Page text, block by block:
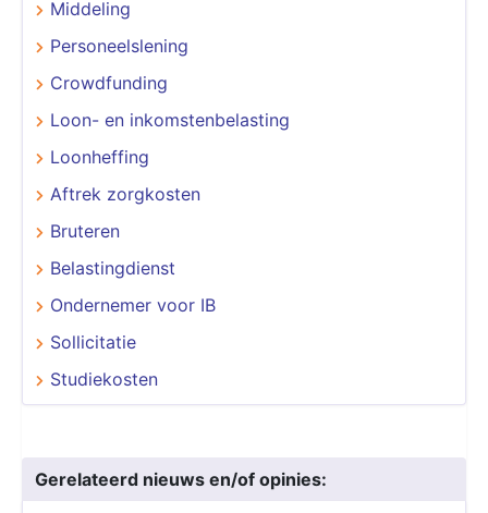
Middeling
Personeelslening
Crowdfunding
Loon- en inkomstenbelasting
Loonheffing
Aftrek zorgkosten
Bruteren
Belastingdienst
Ondernemer voor IB
Sollicitatie
Studiekosten
Gerelateerd nieuws en/of opinies: